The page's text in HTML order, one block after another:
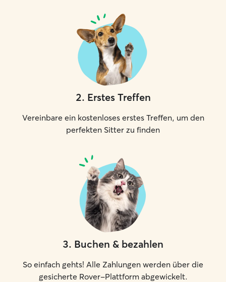
2. Erstes Treffen
Vereinbare ein kostenloses erstes Treffen, um den
perfekten Sitter zu finden
3. Buchen & bezahlen
So einfach gehts! Alle Zahlungen werden über die
gesicherte Rover-Plattform abgewickelt.